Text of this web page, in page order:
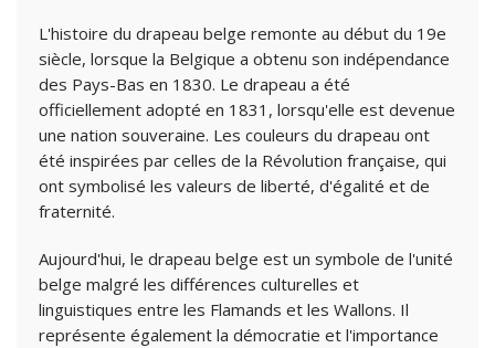
L'histoire du drapeau belge remonte au début du 19e
siècle, lorsque la Belgique a obtenu son indépendance
des Pays-Bas en 1830. Le drapeau a été
officiellement adopté en 1831, lorsqu'elle est devenue
une nation souveraine. Les couleurs du drapeau ont
été inspirées par celles de la Révolution française, qui
ont symbolisé les valeurs de liberté, d'égalité et de
fraternité.
Aujourd'hui, le drapeau belge est un symbole de l'unité
belge malgré les différences culturelles et
linguistiques entre les Flamands et les Wallons. Il
représente également la démocratie et l'importance